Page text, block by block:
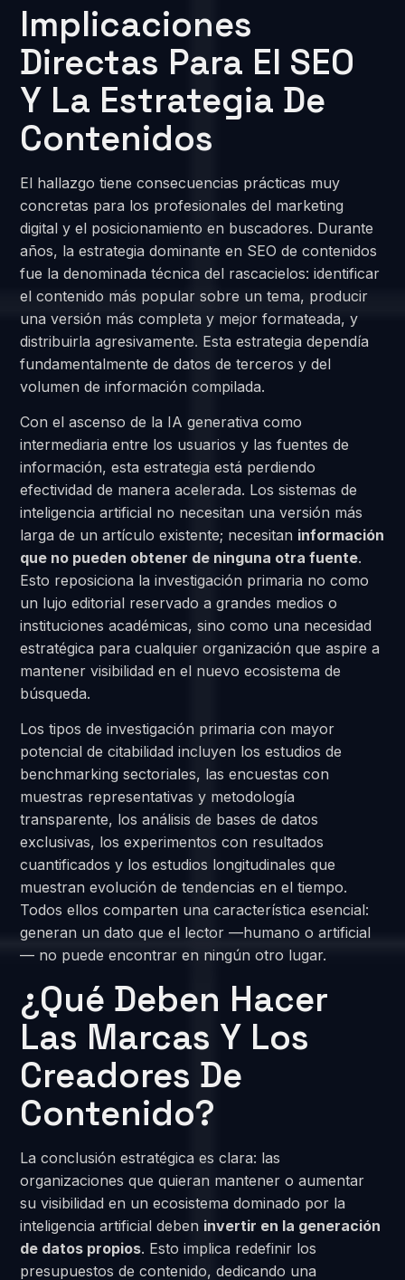
Implicaciones
Directas Para El SEO
Y La Estrategia De
Contenidos
El hallazgo tiene consecuencias prácticas muy
concretas para los profesionales del marketing
digital y el posicionamiento en buscadores. Durante
años, la estrategia dominante en SEO de contenidos
fue la denominada técnica del rascacielos: identificar
el contenido más popular sobre un tema, producir
una versión más completa y mejor formateada, y
distribuirla agresivamente. Esta estrategia dependía
fundamentalmente de datos de terceros y del
volumen de información compilada.
Con el ascenso de la IA generativa como
intermediaria entre los usuarios y las fuentes de
información, esta estrategia está perdiendo
efectividad de manera acelerada. Los sistemas de
inteligencia artificial no necesitan una versión más
larga de un artículo existente; necesitan información
que no pueden obtener de ninguna otra fuente.
Esto reposiciona la investigación primaria no como
un lujo editorial reservado a grandes medios o
instituciones académicas, sino como una necesidad
estratégica para cualquier organización que aspire a
mantener visibilidad en el nuevo ecosistema de
búsqueda.
Los tipos de investigación primaria con mayor
potencial de citabilidad incluyen los estudios de
benchmarking sectoriales, las encuestas con
muestras representativas y metodología
transparente, los análisis de bases de datos
exclusivas, los experimentos con resultados
cuantificados y los estudios longitudinales que
muestran evolución de tendencias en el tiempo.
Todos ellos comparten una característica esencial:
generan un dato que el lector —humano o artificial
— no puede encontrar en ningún otro lugar.
¿Qué Deben Hacer
Las Marcas Y Los
Creadores De
Contenido?
La conclusión estratégica es clara: las
organizaciones que quieran mantener o aumentar
su visibilidad en un ecosistema dominado por la
inteligencia artificial deben invertir en la generación
de datos propios. Esto implica redefinir los
presupuestos de contenido, dedicando una